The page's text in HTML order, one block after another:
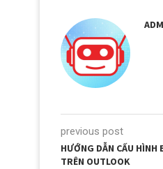
previous post
HƯỚNG DẪN CẤU HÌNH
TRÊN OUTLOOK